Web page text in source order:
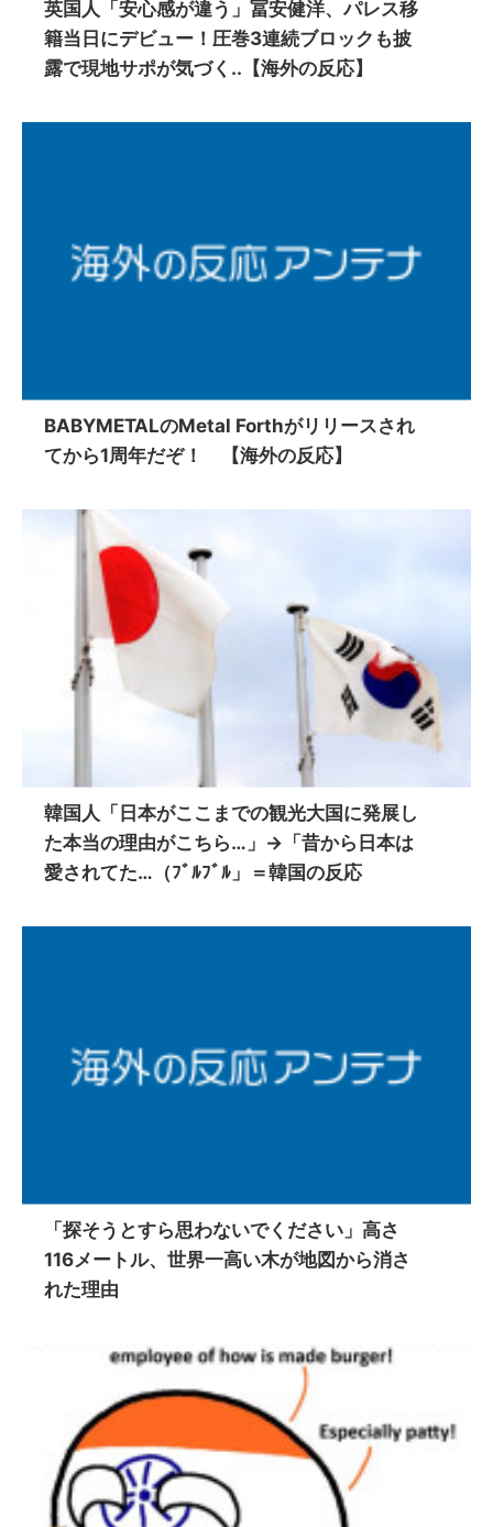
英国人「安心感が違う」冨安健洋、パレス移
籍当日にデビュー！圧巻3連続ブロックも披
露で現地サポが気づく..【海外の反応】
BABYMETALのMetal Forthがリリースされ
てから1周年だぞ！ 【海外の反応】
韓国人「日本がここまでの観光大国に発展し
た本当の理由がこちら…」→「昔から日本は
愛されてた…（ﾌﾞﾙﾌﾞﾙ」＝韓国の反応
「探そうとすら思わないでください」高さ
116メートル、世界一高い木が地図から消さ
れた理由